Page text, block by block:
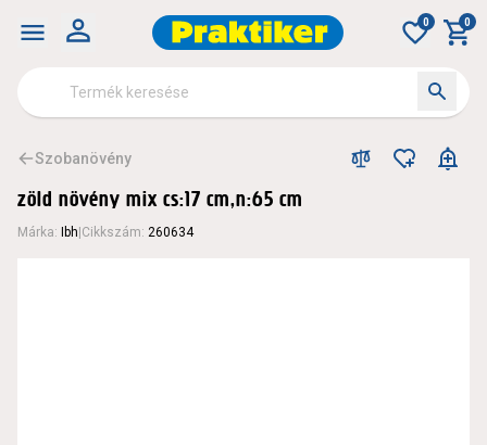
0 0
Szobanövény
zöld növény mix cs:17 cm,n:65 cm
Márka: Ibh Cikkszám: 260634